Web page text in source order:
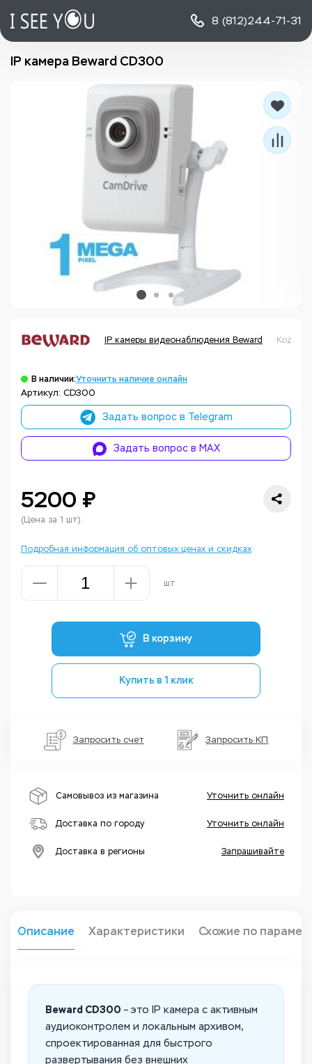
8 (812)244-71-31
IP камера Beward CD300
IP камеры видеонаблюдения Beward Код
В наличии:Уточнить наличие онлайн
Артикул: CD300
Задать вопрос в Telegram
Задать вопрос в MAX
5200 ₽
(Цена за 1 шт)
Подробная информация об оптовых ценах и скидках
шт
В корзину
Купить в 1 клик
Запросить счет Запросить КП
Самовывоз из магазина Уточнить онлайн
Доставка по городу Уточнить онлайн
Доставка в регионы Запрашивайте
Описание Характеристики Схожие по
Beward CD300 – это IP камера с активным
аудиоконтролем и локальным архивом,
спроектированная для быстрого
развертывания без внешних